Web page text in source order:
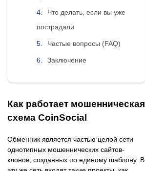
Что делать, если вы уже
пострадали
Частые вопросы (FAQ)
Заключение
Как работает мошенническая
схема CoinSocial
Обменник является частью целой сети
однотипных мошеннических сайтов-
клонов, созданных по единому шаблону. В